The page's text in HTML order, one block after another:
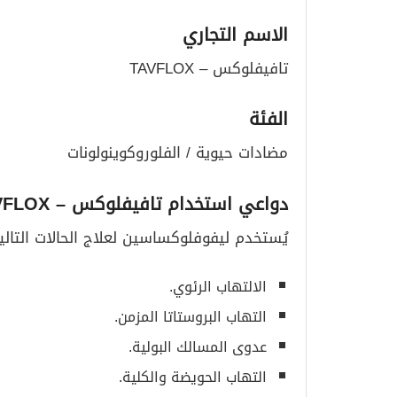
الاسم التجاري
تافيفلوكس – TAVFLOX
الفئة
مضادات حيوية / الفلوروكوينولونات
دواعي استخدام تافيفلوكس – TAVFLOX
يُستخدم ليفوفلوكساسين لعلاج الحالات
الالتهاب الرئوي.
التهاب البروستاتا المزمن.
عدوى المسالك البولية.
التهاب الحويضة والكلية.